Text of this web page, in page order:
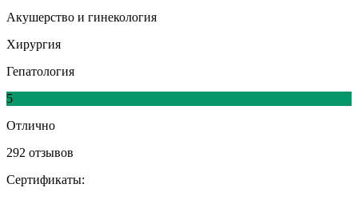
Акушерство и гинекология
Хирургия
Гепатология
5
Отлично
292 отзывов
Сертификаты: